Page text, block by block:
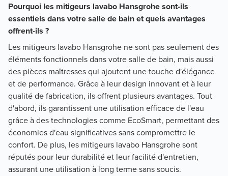
Pourquoi les mitigeurs lavabo Hansgrohe sont-ils
essentiels dans votre salle de bain et quels avantages
offrent-ils ?
Les mitigeurs lavabo Hansgrohe ne sont pas seulement des
éléments fonctionnels dans votre salle de bain, mais aussi
des pièces maîtresses qui ajoutent une touche d'élégance
et de performance. Grâce à leur design innovant et à leur
qualité de fabrication, ils offrent plusieurs avantages. Tout
d'abord, ils garantissent une utilisation efficace de l'eau
grâce à des technologies comme EcoSmart, permettant des
économies d'eau significatives sans compromettre le
confort. De plus, les mitigeurs lavabo Hansgrohe sont
réputés pour leur durabilité et leur facilité d'entretien,
assurant une utilisation à long terme sans soucis.